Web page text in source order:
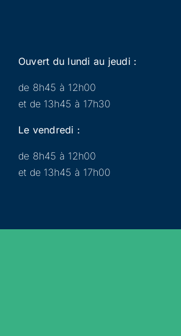
Ouvert du lundi au jeudi :
de 8h45 à 12h00
et de 13h45 à 17h30
Le vendredi :
de 8h45 à 12h00
et de 13h45 à 17h00